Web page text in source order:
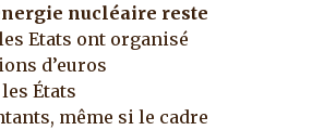
nucléaire reste
Etats ont organisé
d’euros
États
même si le cadre